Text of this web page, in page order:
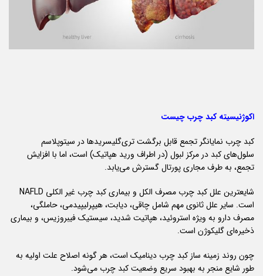
اکوژنیسیته کبد چرب چیست
کبد چرب نمایانگر تجمع قابل برگشت تری‌گلیسریدها در سیتوپلاسم
سلول‌های کبد در مرکز لبول (در اطراف ورید هپاتیک) است،‌ اما با افزایش
تجمع، به طرف مجاری پورتال گسترش می‌یابد.
شایعترین علل کبد چرب مصرف الکل و بیماری کبد چرب غیر الکلی NAFLD
است. سایر علل ثانوی مهم شامل چاقی، دیابت، هیپرلیپیدمی، حاملگی،
مصرف دارو به ویژه استروئید،‌ هپاتیت شدید، سیستیک فیبروزیس، و بیماری
ذخیره‌ای گلیکوژن است.
چون روند زمینه ساز کبد چرب دینامیک است، هر گونه اصلاح علت اولیه به
طور شایع منجر به بهبود سریع وضعیت کبد چرب می‌شود.